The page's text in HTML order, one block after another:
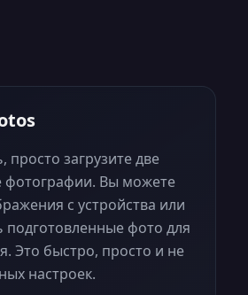
просто загрузите две
фотографии. Вы можете
с устройства или
подготовленные фото для
Это быстро, просто и не
настроек.